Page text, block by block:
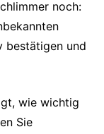
noch:
bestätigen und
wie wichtig
Sie